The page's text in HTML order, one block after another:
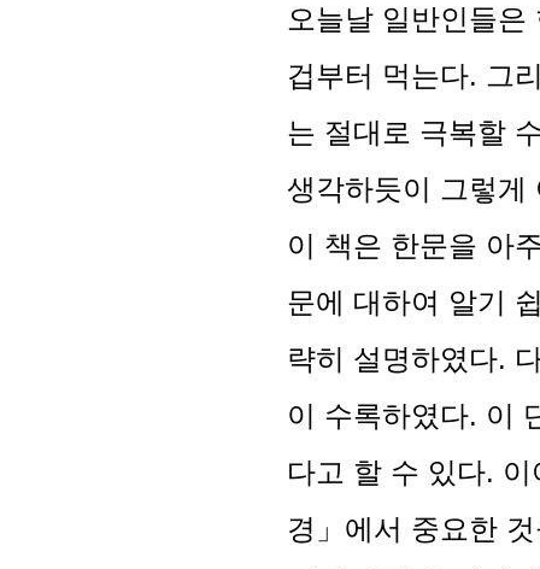
오늘날 일반인들
겁부터 먹는다. 그
는 절대로 극복할
생각하듯이 그렇게
이 책은 한문을 아
문에 대하여 알기
략히 설명하였다.
이 수록하였다. 이
다고 할 수 있다.
경」에서 중요한